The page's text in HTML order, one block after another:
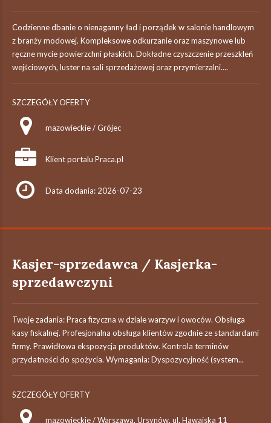
Codzienne dbanie o nienaganny ład i porządek w salonie handlowym
z branży modowej. Kompleksowe odkurzanie oraz maszynowe lub
ręczne mycie powierzchni płaskich. Dokładne czyszczenie przeszkleń
wejściowych, luster na sali sprzedażowej oraz przymierzalni....
SZCZEGÓŁY OFERTY
mazowieckie / Grójec
Klient portalu Praca.pl
Data dodania: 2026-07-23
Kasjer-sprzedawca / Kasjerka-
sprzedawczyni
Twoje zadania: Praca fizyczna w dziale warzyw i owoców. Obsługa
kasy fiskalnej. Profesjonalna obsługa klientów zgodnie ze standardami
firmy. Prawidłowa ekspozycja produktów. Kontrola terminów
przydatności do spożycia. Wymagania: Dyspozycyjność (system...
SZCZEGÓŁY OFERTY
mazowieckie / Warszawa, Ursynów, ul. Hawajska 11